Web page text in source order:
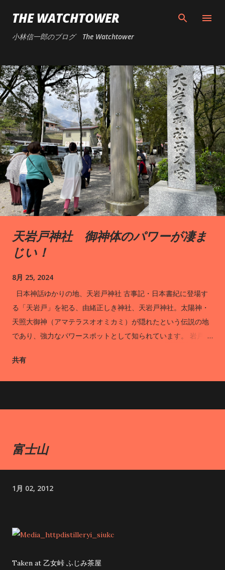
スキップしてメイン コンテンツに移動
THE WATCHTOWER
小林信一郎のブログ The Watchtower
天岩戸神社 御神体のパワーが凄ま
じい！
8月 25, 2024
日本神話ゆかりの地、天岩戸神社 古事記・日本書紀に登場す
る「天岩戸」を祀る、由緒正しき神社、天岩戸神社。太陽神・
天照大御神（アマテラスオオミカミ）が隠れたという伝説の地
であり、強力なパワースポットとして知られています。 岩戸川
を拝めるのは西本宮です。拝観は1日15回、拝殿裏の遥拝所から
せるガラス床が設置されており、スリル満点の体験ができま
御神が天岩戸に隠れて世界が闇に包まれた時、八百万の神々が
ずっと気になっていた天岩戸神社へお参りに行ってきました。
外国人観光客の方々も訪れていました。 私も高千穂峡の絶景に
共有
富士山
1月 02, 2012
Taken at 乙女峠 ふじみ茶屋